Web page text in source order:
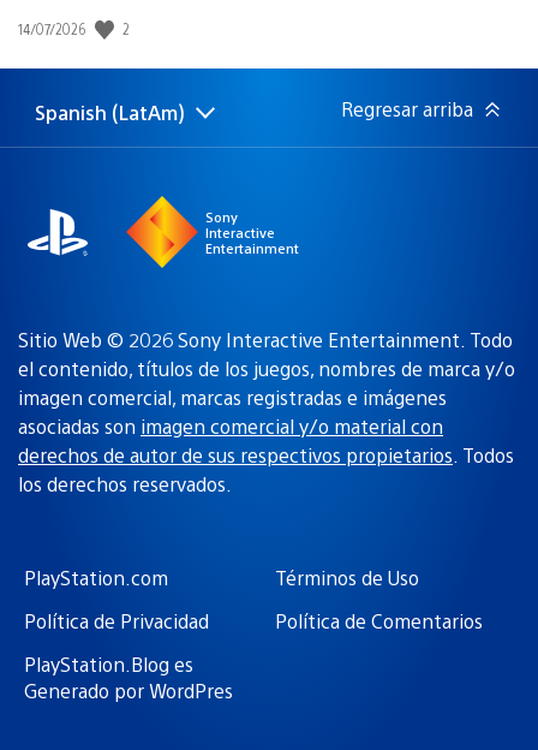
Fecha
publicación:
14/07/2026 2
Elige
una
Región
actual:
Spanish (LatAm) Regresar arriba
Sony
Interactive
Entertainment
Sitio Web © 2026 Sony Interactive Entertainment. Todo
el contenido, títulos de los juegos, nombres de marca y/o
imagen comercial, marcas registradas e imágenes
asociadas son imagen comercial y/o material con
derechos de autor de sus respectivos propietarios. Todos
los derechos reservados.
PlayStation.com
Términos de Uso
Política de Privacidad
Política de Comentarios
PlayStation.Blog es
Generado por WordPres